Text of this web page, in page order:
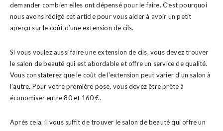
demander combien elles ont dépensé pour le faire. C’est pourquoi
nous avons rédigé cet article pour vous aider à avoir un petit
aperçu sur le coût d’une extension de cils.
Si vous voulez aussi faire une extension de cils, vous devez trouver
le salon de beauté qui est abordable et offre un service de qualité.
Vous constaterez que le coût de l’extension peut varier d’un salon à
l’autre. Pour votre première pose, vous devez être prête à
économiser entre 80 et 160 €.
Après cela, il vous suffit de trouver le salon de beauté qui offre un